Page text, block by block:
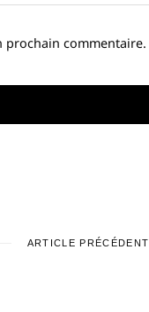
prochain commentaire.
ARTICLE PRÉCÉDENT